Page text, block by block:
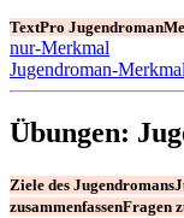
TextPro Jugendroman
nur-Merkmal
Jugendroman-
Übungen:
Ziele des Jugendromans
zusammenfassenFragen